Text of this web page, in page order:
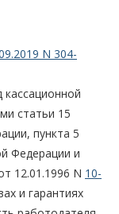
N 304-
статьи 15
пункта 5
Федерации и
12.01.1996 N 10-
и гарантиях